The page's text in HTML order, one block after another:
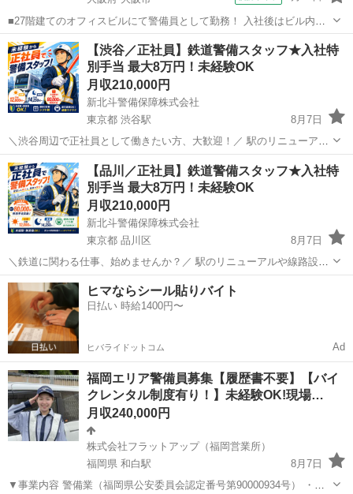
■27階建てのオフィスビルにて警備員として勤務！ 入社後はビル内の
駐車場運営からスタート！オフィスビルに勤務する方や、来客車両に
対し、車種に応じた駐車スペースへ素早くご案内するお仕事です。 不
審な車両が入らないように目を配り...
大阪 大阪市 警備員
【渋谷／正社員】鉄道警備スタッフ★入社特
別手当 最大8万円！未経験OK
月収210,000円
新北斗警備保障株式会社
東京都 渋谷駅
8月7日
＼渋谷周辺で正社員として働きたい方、大歓迎！／ 駅のリニューアル
や線路設備の更新など、鉄道関連工事の現場で「安全」を守る警備ス
タッフを募集しています。 警備経験・学歴・転職回数は一切不問！ 未
経験からスタートし...
東京 渋谷区 渋谷駅 警備員 未経験
【品川／正社員】鉄道警備スタッフ★入社特
別手当 最大8万円！未経験OK
月収210,000円
新北斗警備保障株式会社
東京都 品川区
8月7日
＼鉄道に関わる仕事、始めませんか？／ 駅のリニューアルや線路設備
の更新など、鉄道関連工事の安全を守る警備スタッフを募集していま
す。 品川エリアをはじめ、東京都内に現場多数！ 基本は現場へ直行直
帰できるので、...
東京 品川区 警備員 未経験
ヒマならシール貼りバイト
日払い 時給1400円〜
ヒバライドットコム Ad
福岡エリア警備員募集【履歴書不要】【バイ
クレンタル制度有り！】未経験OK!現場…
月収240,000円
株式会社フラットアップ（福岡営業所）
福岡県 和白駅
8月7日
▼事業内容 警備業（福岡県公安委員会認定番号第90000934号） ・交